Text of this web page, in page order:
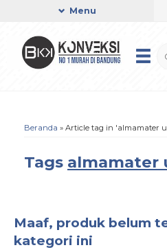
Menu
Beranda » Article tag in 'almamater
Tags almamater
Maaf, produk belum
kategori ini